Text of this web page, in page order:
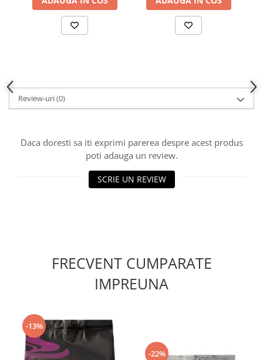
Review-uri(0)
Daca doresti sa iti exprimi parerea despre acest produs
poti adauga un review.
SCRIE UN REVIEW
FRECVENT CUMPARATE
IMPREUNA
-13%
-22%